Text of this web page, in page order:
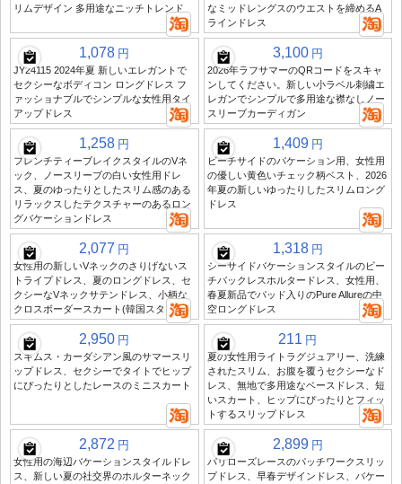
リムデザイン 多用途なニッチトレンド
なミッドレングスのウエストを締めるA
ラインドレス
1,078 円
JY24115 2024年夏 新しいエレガントで
セクシーなボディコン ロングドレス フ
ァッショナブルでシンプルな女性用タイ
アップドレス
3,100 円
2026年ラフサマーのQRコードをスキャ
ンしてください。新しい小ラベル刺繍エ
レガンでシンプルで多用途な襟なしノー
スリーブカーディガン
1,258 円
フレンチティーブレイクスタイルのVネ
ック、ノースリーブの白い女性用ドレ
ス、夏のゆったりとしたスリム感のある
リラックスしたテクスチャーのあるロン
グバケーションドレス
1,409 円
ビーチサイドのバケーション用、女性用
の優しい黄色いチェック柄ベスト、2026
年夏の新しいゆったりしたスリムロング
ドレス
2,077 円
女性用の新しいVネックのさりげないス
トライプドレス、夏のロングドレス、セ
クシーなVネックサテンドレス、小柄な
クロスボーダースカート(韓国スタイル)
1,318 円
シーサイドバケーションスタイルのビー
チバックレスホルタードレス、女性用、
春夏新品でパッド入りのPure Allureの中
空ロングドレス
2,950 円
スキムス・カーダシアン風のサマースリ
ップドレス、セクシーでタイトでヒップ
にぴったりとしたレースのミニスカート
211 円
夏の女性用ライトラグジュアリー、洗練
されたスリム、お腹を覆うセクシーなド
レス、無地で多用途なベースドレス、短
いスカート、ヒップにぴったりとフィッ
トするスリップドレス
2,872 円
女性用の海辺バケーションスタイルドレ
ス、新しい夏の社交界のホルターネック
2,899 円
パリローズレースのパッチワークスリッ
プドレス、早春デザインドレス、バケー